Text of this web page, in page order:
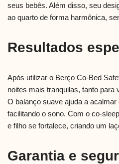
seus bebês. Além disso, seu
ao quarto de forma harmônica,
Resultados
Após utilizar o Berço Co-Bed
noites mais tranquilas, tanto para
O balanço suave ajuda a acalmar
facilitando o sono. Com o co-
e filho se fortalece, criando um
Garantia e